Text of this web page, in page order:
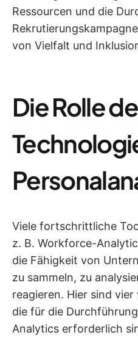
Ressourcen und die
von Vielfalt und
Die Rolle
Viele fortschrittliche
z. B. Workforce-
die Fähigkeit von
zu sammeln, zu
reagieren. Hier sind
die für die
Analytics erforderlich